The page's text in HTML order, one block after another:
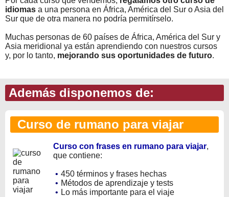
idiomas a una persona en África, América del Sur o Asia del
Sur que de otra manera no podría permitírselo.
Muchas personas de 60 países de África, América del Sur y
Asia meridional ya están aprendiendo con nuestros cursos
y, por lo tanto, mejorando sus oportunidades de futuro.
Además disponemos de:
Curso de rumano para viajar
Curso con frases en rumano para viajar,
que contiene:
• 450 términos y frases hechas
• Métodos de aprendizaje y tests
• Lo más importante para el viaje